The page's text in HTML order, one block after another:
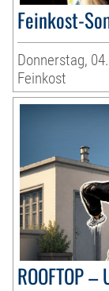
Feinkost-
Donnerstag,
Feinkost
ROOFTOP